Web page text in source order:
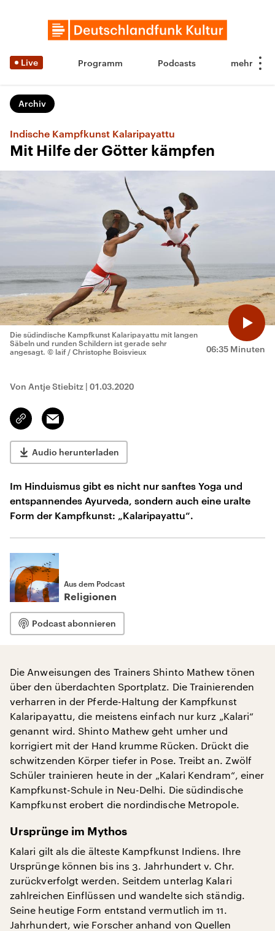
Live Programm Podcasts
Archiv
Indische Kampfkunst Kalaripayattu
Mit Hilfe der Götter kämpfen
06:35 Minuten
Die südindische Kampfkunst Kalaripayattu mit langen
Säbeln und runden Schildern ist gerade sehr
angesagt. © laif / Christophe Boisvieux
Von Antje Stiebitz | 01.03.2020
Link
kopieren/teilen
Email
Audio herunterladen
Im Hinduismus gibt es nicht nur sanftes Yoga und
entspannendes Ayurveda, sondern auch eine uralte
Form der Kampfkunst: „Kalaripayattu“.
Aus dem Podcast
Religionen
Podcast abonnieren
Die Anweisungen des Trainers Shinto Mathew tönen
über den überdachten Sportplatz. Die Trainierenden
verharren in der Pferde-Haltung der Kampfkunst
Kalaripayattu, die meistens einfach nur kurz „Kalari“
genannt wird. Shinto Mathew geht umher und
korrigiert mit der Hand krumme Rücken. Drückt die
schwitzenden Körper tiefer in Pose. Treibt an. Zwölf
Schüler trainieren heute in der „Kalari Kendram“, einer
Kampfkunst-Schule in Neu-Delhi. Die südindische
Kampfkunst erobert die nordindische Metropole.
Ursprünge im Mythos
Kalari gilt als die älteste Kampfkunst Indiens. Ihre
Ursprünge können bis ins 3. Jahrhundert v. Chr.
zurückverfolgt werden. Seitdem unterlag Kalari
zahlreichen Einflüssen und wandelte sich ständig.
Seine heutige Form entstand vermutlich im 11.
Jahrhundert, wie Forscher anhand von Quellen